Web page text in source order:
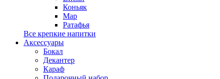
Коньяк
Мар
Ратафья
Все крепкие напитки
Аксессуары
Бокал
Декантер
Караф